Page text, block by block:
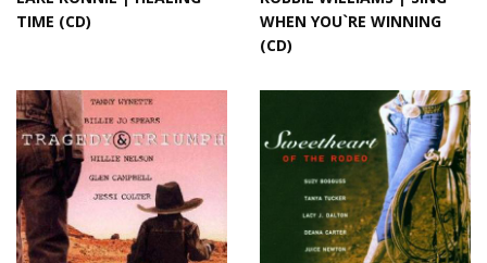
TIME (CD)
WHEN YOU`RE WINNING
(CD)